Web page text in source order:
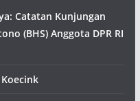
Catatan Kunjungan
(BHS) Anggota DPR RI